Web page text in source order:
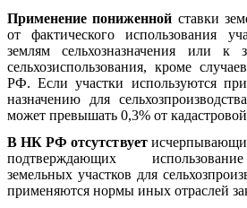
Применение пониженной ставки
от фактического использования
землям сельхозназначения или к
сельхозиспользования, кроме
РФ. Если участки используются
назначению для
может превышать 0,3% от
В НК РФ отсутствует
подтверждающих
земельных участков для
применяются нормы иных отраслей